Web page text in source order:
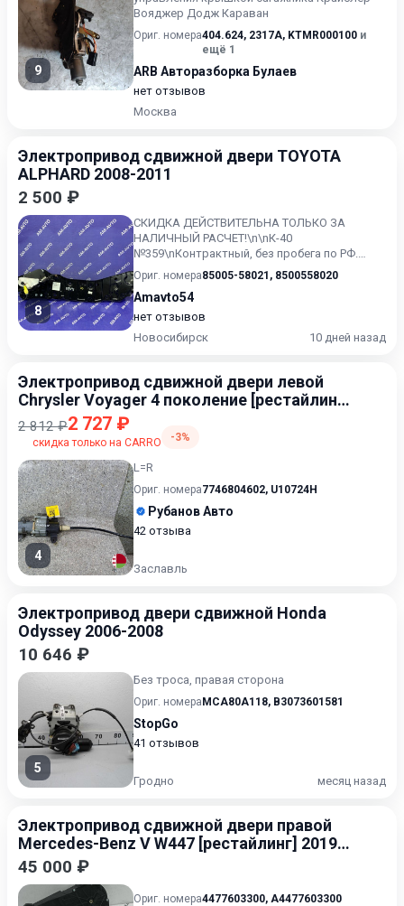
9
Вояджер Додж Караван
Ориг. номера404.624, 2317A, KTMR000100 и
ещё 1
ARB Авторазборка Булаев
нет отзывов
Москва
Электропривод сдвижной двери TOYOTA
ALPHARD 2008-2011
2 500 ₽
8
СКИДКА ДЕЙСТВИТЕЛЬНА ТОЛЬКО ЗА
НАЛИЧНЫЙ РАСЧЕТ!\n\nК-40
№359\nКонтрактный, без пробега по РФ.
\n3.5 л, 280 л.с., бензин, АКПП, полный
привод...
Ориг. номера85005-58021 , 8500558020
Amavto54
нет отзывов
Новосибирск
10 дней назад
Электропривод сдвижной двери левой
Chrysler Voyager 4 поколение [рестайлинг]
2004-2008
2 812 ₽2 727 ₽
скидка только на CARRO -3%
4
L=R
Ориг. номера7746804602, U10724H
Рубанов Авто
42 отзыва
Заславль
Электропривод двери сдвижной Honda
Odyssey 2006-2008
10 646 ₽
5
Без троса, правая сторона
Ориг. номера MCA80A118, B3073601581
StopGo
41 отзывов
Гродно месяц назад
Электропривод сдвижной двери правой
Mercedes-Benz V W447 [рестайлинг] 2019-
2024 2.0
45 000 ₽
Ориг. номера4477603300, A4477603300